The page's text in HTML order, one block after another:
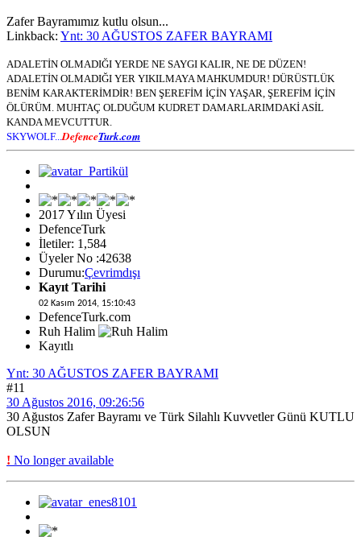
Zafer Bayramımız kutlu olsun...
Linkback: Ynt: 30 AĞUSTOS ZAFER BAYRAMI
ADALETİN OLMADIĞI YERDE NE SAYGI KALIR, NE DE DÜZEN!
ADALETİN OLMADIĞI YER YIKILMAYA MAHKUMDUR! DÜRÜSTLÜK
BENİM KARAKTERİMDİR! BEN ŞEREFİM İÇİN YAŞAR, ŞEREFİM İÇİN
ÖLÜRÜM. MUHTAÇ OLDUĞUM KUDRET DAMARLARIMDAKİ ASİL
KANDA MEVCUTTUR.
SKYWOLF... DefenceTurk.com
2017 Yılın Üyesi
DefenceTurk
İletiler: 1,584
Üyeler No :42638
Durumu:Çevrimdışı
Kayıt Tarihi
02 Kasım 2014, 15:10:43
DefenceTurk.com
Ruh Halim
Kayıtlı
Ynt: 30 AĞUSTOS ZAFER BAYRAMI
#11
30 Ağustos 2016, 09:26:56
30 Ağustos Zafer Bayramı ve Türk Silahlı Kuvvetler Günü KUTLU
OLSUN
! No longer available